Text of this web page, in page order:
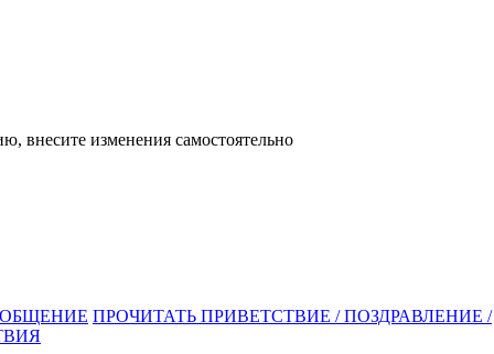
изменения самостоятельно
ПРОЧИТАТЬ ПРИВЕТСТВИЕ / ПОЗДРАВЛЕНИЕ /